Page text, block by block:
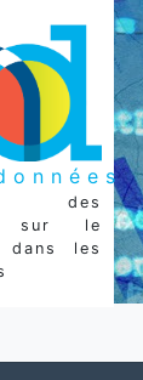
des
sur le
dans les